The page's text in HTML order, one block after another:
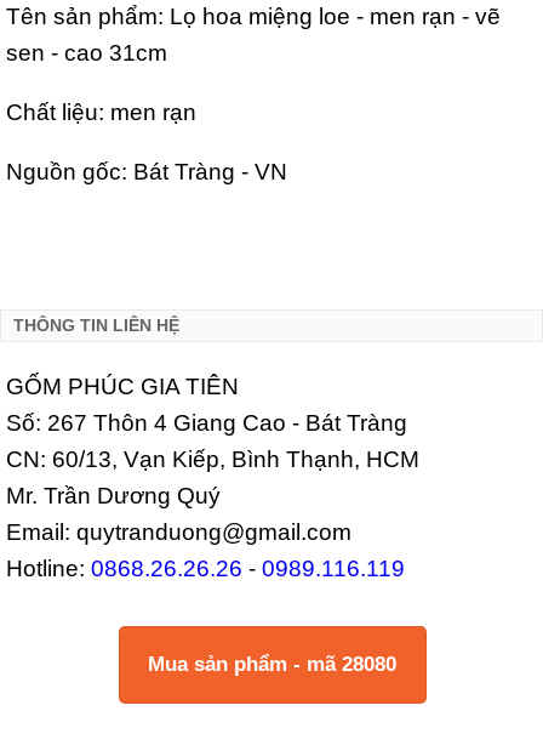
Tên sản phẩm: Lọ hoa miệng loe - men rạn - vẽ
sen - cao 31cm
Chất liệu: men rạn
Nguồn gốc: Bát Tràng - VN
THÔNG TIN LIÊN HỆ
GỐM PHÚC GIA TIÊN
Số: 267 Thôn 4 Giang Cao - Bát Tràng
CN: 60/13, Vạn Kiếp, Bình Thạnh, HCM
Mr. Trần Dương Quý
Email: quytranduong@gmail.com
Hotline: 0868.26.26.26 - 0989.116.119
Mua sản phẩm - mã 28080